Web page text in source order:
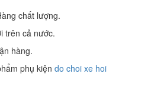
chất lượng.
trên cả nước.
hàng.
phụ kiện do choi xe hoi